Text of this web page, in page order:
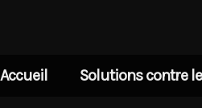
Accueil Solutions contre